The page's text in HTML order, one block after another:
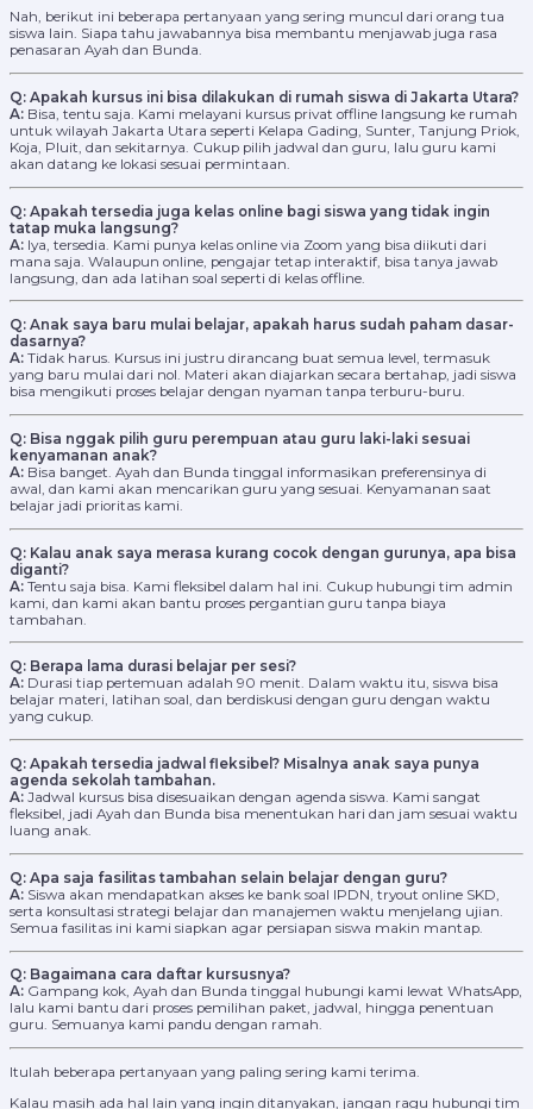
Nah, berikut ini beberapa pertanyaan yang sering muncul dari orang tua
siswa lain. Siapa tahu jawabannya bisa membantu menjawab juga rasa
penasaran Ayah dan Bunda.
Q: Apakah kursus ini bisa dilakukan di rumah siswa di Jakarta Utara?
A: Bisa, tentu saja. Kami melayani kursus privat offline langsung ke rumah
untuk wilayah Jakarta Utara seperti Kelapa Gading, Sunter, Tanjung Priok,
Koja, Pluit, dan sekitarnya. Cukup pilih jadwal dan guru, lalu guru kami
akan datang ke lokasi sesuai permintaan.
Q: Apakah tersedia juga kelas online bagi siswa yang tidak ingin
tatap muka langsung?
A: Iya, tersedia. Kami punya kelas online via Zoom yang bisa diikuti dari
mana saja. Walaupun online, pengajar tetap interaktif, bisa tanya jawab
langsung, dan ada latihan soal seperti di kelas offline.
Q: Anak saya baru mulai belajar, apakah harus sudah paham dasar-
dasarnya?
A: Tidak harus. Kursus ini justru dirancang buat semua level, termasuk
yang baru mulai dari nol. Materi akan diajarkan secara bertahap, jadi siswa
bisa mengikuti proses belajar dengan nyaman tanpa terburu-buru.
Q: Bisa nggak pilih guru perempuan atau guru laki-laki sesuai
kenyamanan anak?
A: Bisa banget. Ayah dan Bunda tinggal informasikan preferensinya di
awal, dan kami akan mencarikan guru yang sesuai. Kenyamanan saat
belajar jadi prioritas kami.
Q: Kalau anak saya merasa kurang cocok dengan gurunya, apa bisa
diganti?
A: Tentu saja bisa. Kami fleksibel dalam hal ini. Cukup hubungi tim admin
kami, dan kami akan bantu proses pergantian guru tanpa biaya
tambahan.
Q: Berapa lama durasi belajar per sesi?
A: Durasi tiap pertemuan adalah 90 menit. Dalam waktu itu, siswa bisa
belajar materi, latihan soal, dan berdiskusi dengan guru dengan waktu
yang cukup.
Q: Apakah tersedia jadwal fleksibel? Misalnya anak saya punya
agenda sekolah tambahan.
A: Jadwal kursus bisa disesuaikan dengan agenda siswa. Kami sangat
fleksibel, jadi Ayah dan Bunda bisa menentukan hari dan jam sesuai waktu
luang anak.
Q: Apa saja fasilitas tambahan selain belajar dengan guru?
A: Siswa akan mendapatkan akses ke bank soal IPDN, tryout online SKD,
serta konsultasi strategi belajar dan manajemen waktu menjelang ujian.
Semua fasilitas ini kami siapkan agar persiapan siswa makin mantap.
Q: Bagaimana cara daftar kursusnya?
A: Gampang kok, Ayah dan Bunda tinggal hubungi kami lewat WhatsApp,
lalu kami bantu dari proses pemilihan paket, jadwal, hingga penentuan
guru. Semuanya kami pandu dengan ramah.
Itulah beberapa pertanyaan yang paling sering kami terima.
Kalau masih ada hal lain yang ingin ditanyakan, jangan ragu hubungi tim